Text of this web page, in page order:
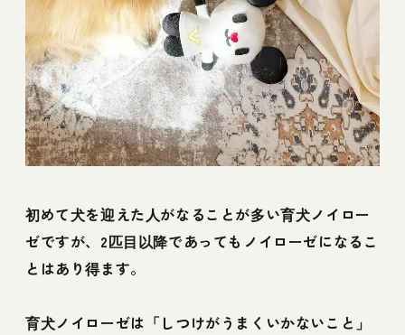
初めて犬を迎えた人がなることが多い育犬ノイロー
ゼですが、2匹目以降であってもノイローゼになるこ
とはあり得ます。
育犬ノイローゼは「しつけがうまくいかないこと」